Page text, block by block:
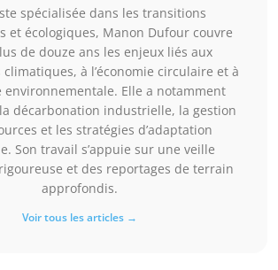
spécialisée dans les transitions
et écologiques, Manon Dufour couvre
de douze ans les enjeux liés aux
à l’économie circulaire et à
Elle a notamment
décarbonation industrielle, la gestion
et les stratégies d’adaptation
Son travail s’appuie sur une veille
et des reportages de terrain
approfondis.
Voir tous les articles →